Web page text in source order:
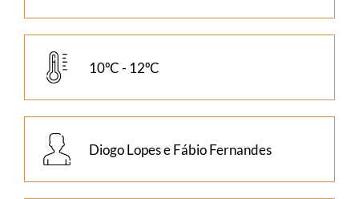
10ºC - 12ºC
Diogo Lopes e Fábio Fernandes